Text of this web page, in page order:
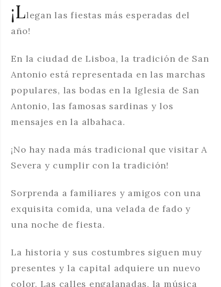
¡Llegan las fiestas más esperadas del
año!
En la ciudad de Lisboa, la tradición de San
Antonio está representada en las marchas
populares, las bodas en la Iglesia de San
Antonio, las famosas sardinas y los
mensajes en la albahaca.
¡No hay nada más tradicional que visitar A
Severa y cumplir con la tradición!
Sorprenda a familiares y amigos con una
exquisita comida, una velada de fado y
una noche de fiesta.
La historia y sus costumbres siguen muy
presentes y la capital adquiere un nuevo
color. Las calles engalanadas, la música